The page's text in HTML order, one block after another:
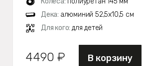
Дека: алюминий 52,5х10,5 см
Для кого: для детей
4490 ₽ В корзину